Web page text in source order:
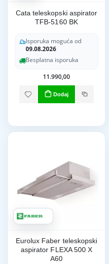
Cata teleskopski aspirator
TFB-5160 BK
Isporuka moguća od
09.08.2026
Besplatna isporuka
11.990,00
Dodaj
Eurolux Faber teleskopski
aspirator FLEXA 500 X
A60